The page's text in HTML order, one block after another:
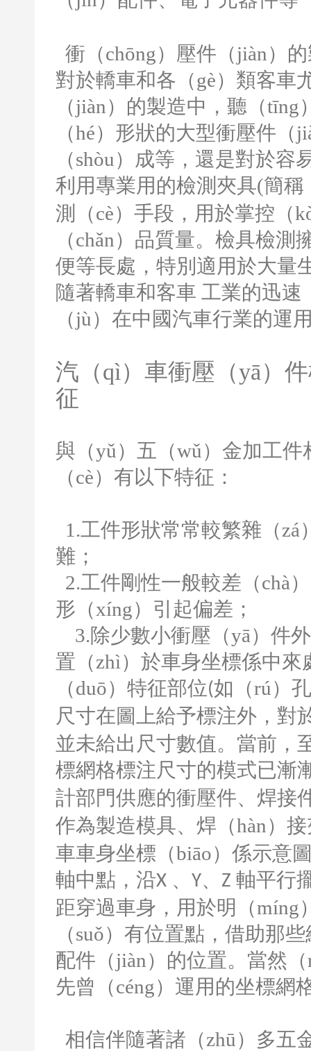
衝（chōng）壓件（jiàn）
對於轎車和各（gè）類客車
（jiàn）的製造中，聽（
（hé）形狀的大型衝壓件（
（shòu）成等，還是對於
利用專業用的檢測夾具(簡稱
測（cè）手段，用於掌控（
（chǎn）品質量。檢具檢
便等長處，特別適用於大量
隨著轎車和客車 工業的迅
（jù）在中國汽車行業的運
汽（qì）車衝壓（yā）
征
與（yǔ）五（wǔ）金加工
（cè）有以下特征：
1.工件形狀常常較繁雜（zá
難；
2.工件剛性一般較差（chà
形（xíng）引起偏差；
3.除少數小衝壓（yā）件
置（zhì）於車身坐標係中
（duō）特征部位(如（rú）
尺寸在圖上給予標注外，對
並未給出尺寸數值。當前，
標網格標注尺寸的模式已漸
計部門供應的衝壓件、焊接
作為製造模具、焊（hàn）
車車身坐標（biāo）係示意
軸中點，沿X 、 Y、 Z 軸平行
距穿過車身，用於明（míng
（suǒ）有位置點，借助那
配件（jiàn）的位置。當然
先曾（céng）運用的坐標網
相信伴隨著諸（zhū）多五